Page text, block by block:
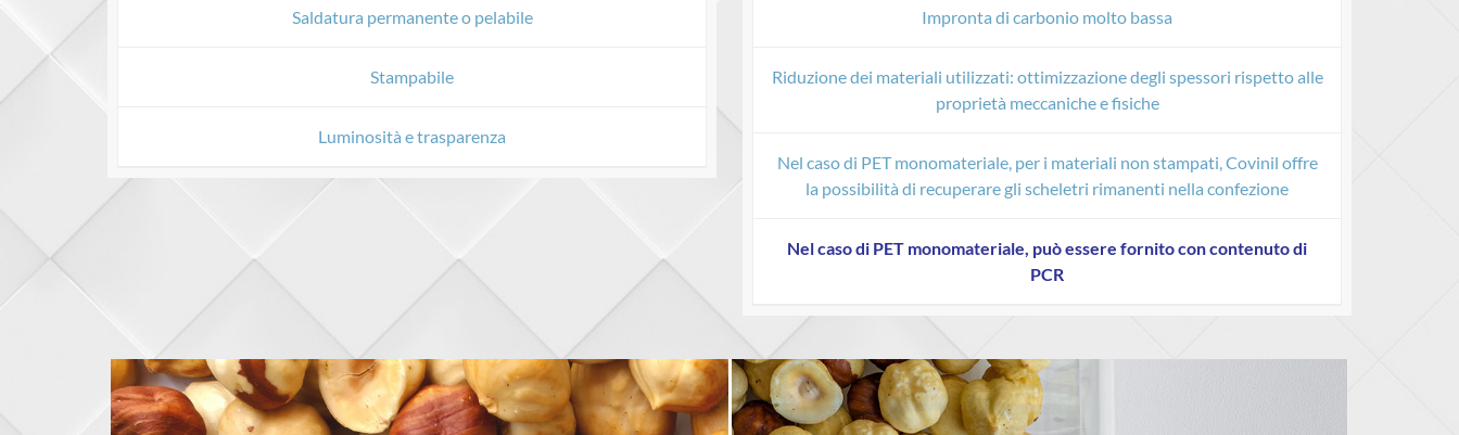
Saldatura permanente o pelabile
Stampabile
Luminosità e trasparenza
Impronta di carbonio molto bassa
Riduzione dei materiali utilizzati: ottimizzazione degli spessori rispetto alle
proprietà meccaniche e fisiche
Nel caso di PET monomateriale, per i materiali non stampati, Covinil offre
la possibilità di recuperare gli scheletri rimanenti nella confezione
Nel caso di PET monomateriale, può essere fornito con contenuto di
PCR